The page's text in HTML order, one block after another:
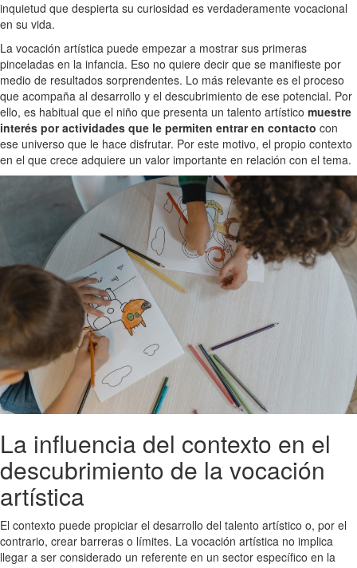
inquietud que despierta su curiosidad es verdaderamente vocacional
en su vida.
La vocación artística puede empezar a mostrar sus primeras
pinceladas en la infancia. Eso no quiere decir que se manifieste por
medio de resultados sorprendentes. Lo más relevante es el proceso
que acompaña al desarrollo y el descubrimiento de ese potencial. Por
ello, es habitual que el niño que presenta un talento artístico muestre
interés por actividades que le permiten entrar en contacto con
ese universo que le hace disfrutar. Por este motivo, el propio contexto
en el que crece adquiere un valor importante en relación con el tema.
La influencia del contexto en el
descubrimiento de la vocación
artística
El contexto puede propiciar el desarrollo del talento artístico o, por el
contrario, crear barreras o límites. La vocación artística no implica
llegar a ser considerado un referente en un sector específico en la